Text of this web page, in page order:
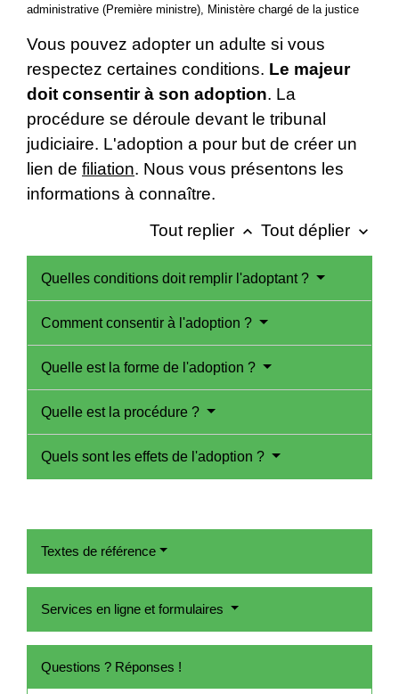
administrative (Première ministre), Ministère chargé de la justice
Vous pouvez adopter un adulte si vous
respectez certaines conditions. Le majeur
doit consentir à son adoption. La
procédure se déroule devant le tribunal
judiciaire. L'adoption a pour but de créer un
lien de filiation. Nous vous présentons les
informations à connaître.
Tout replier keyboard_arrow_up Tout déplier keyboard_arrow_down
Quelles conditions doit remplir l'adoptant ?
Comment consentir à l'adoption ?
Quelle est la forme de l'adoption ?
Quelle est la procédure ?
Quels sont les effets de l'adoption ?
Textes de référence
Services en ligne et formulaires
Questions ? Réponses !